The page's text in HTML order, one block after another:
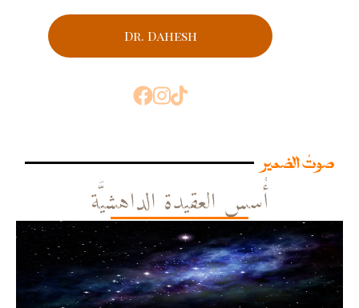
Dr. Dahesh
صوتُ الضمير
أُسس العقيدة الداهشيَّة